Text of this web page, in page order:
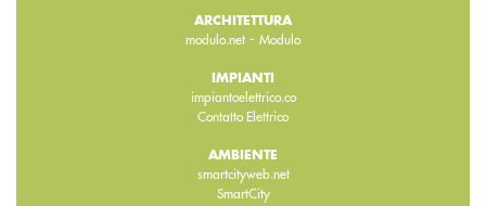
ARCHITETTURA
modulo.net - Modulo
IMPIANTI
impiantoelettrico.co
Contatto Elettrico
AMBIENTE
smartcityweb.net
SmartCity